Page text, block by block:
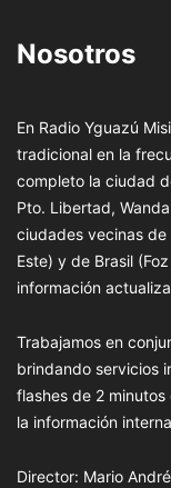
Nosotros
En Radio Yguazú
tradicional en la
completo la ciudad
Pto. Libertad,
ciudades vecinas
Este) y de Brasil
información
Trabajamos en
brindando servicios
flashes de 2
la información
Director: Mario